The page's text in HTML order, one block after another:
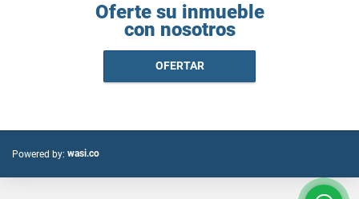
Oferte su inmueble
con nosotros
OFERTAR
Powered by: wasi.co